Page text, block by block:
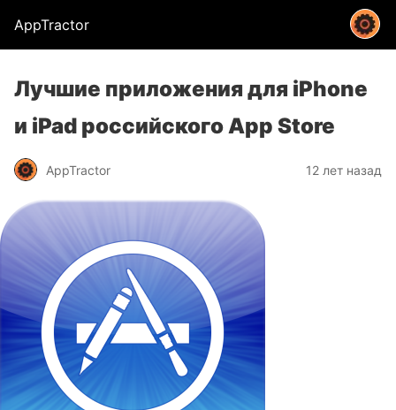
AppTractor
Лучшие приложения для iPhone
и iPad российского App Store
AppTractor 12 лет назад